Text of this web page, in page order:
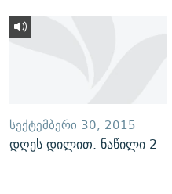
ᲡᲔᲥᲢᲔᲛᲑᲔᲠᲘ 30, 2015
დღეს დილით. ნაწილი 2